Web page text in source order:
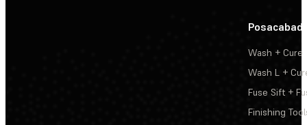
Wash + Cure
Wash L +
Fuse Sift +
Finishing